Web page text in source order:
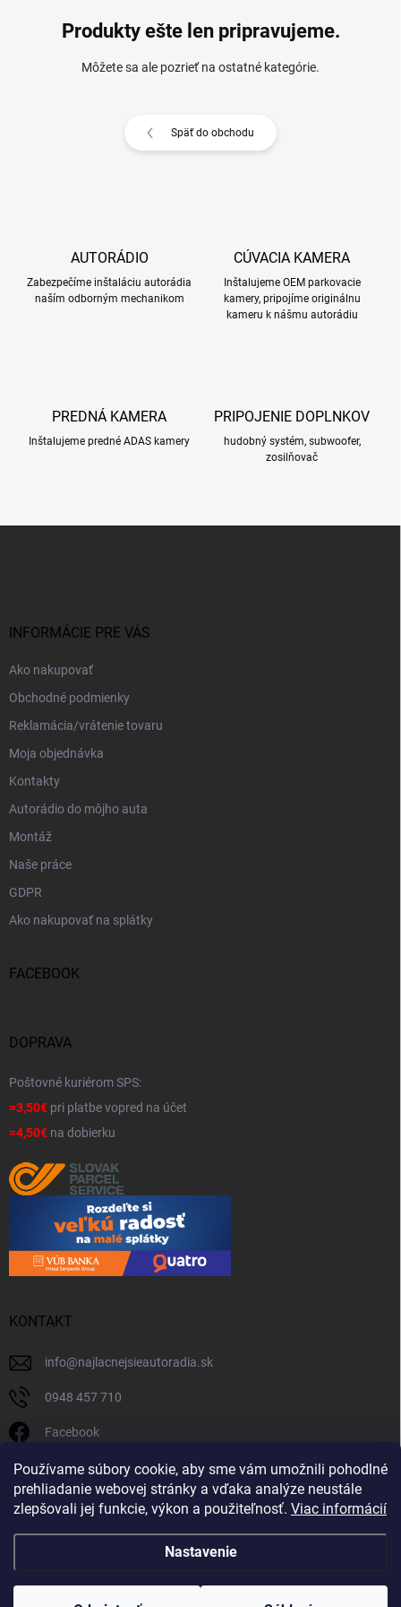
Používame súbory cookie, aby sme vám umožnili pohodlné
prehliadanie webovej stránky a vďaka analýze neustále
zlepšovali jej funkcie, výkon a použiteľnosť. Viac informácií
Nastavenie
Produkty ešte len pripravujeme.
Môžete sa ale pozrieť na ostatné kategórie.
Späť do obchodu
AUTORÁDIO
Zabezpečíme inštaláciu autorádia
naším odborným mechanikom
CÚVACIA KAMERA
Inštalujeme OEM parkovacie
kamery, pripojíme originálnu
kameru k nášmu autorádiu
PREDNÁ KAMERA
Inštalujeme predné ADAS kamery
PRIPOJENIE DOPLNKOV
hudobný systém, subwoofer,
zosilňovač
INFORMÁCIE PRE VÁS
Ako nakupovať
Obchodné podmienky
Reklamácia/vrátenie tovaru
Moja objednávka
Kontakty
Autorádio do môjho auta
Montáž
Naše práce
GDPR
Ako nakupovať na splátky
FACEBOOK
DOPRAVA
Poštovné kuriérom SPS:
=3,50€ pri platbe vopred na účet
=4,50€ na dobierku
KONTAKT
info@najlacnejsieautoradia.sk
0948 457 710
Facebook
najlacnejsieautoradia.sk
Youtube
Copyright 2026Najlacnejsieautoradia.sk. Všetky práva vyhradené.Upraviť